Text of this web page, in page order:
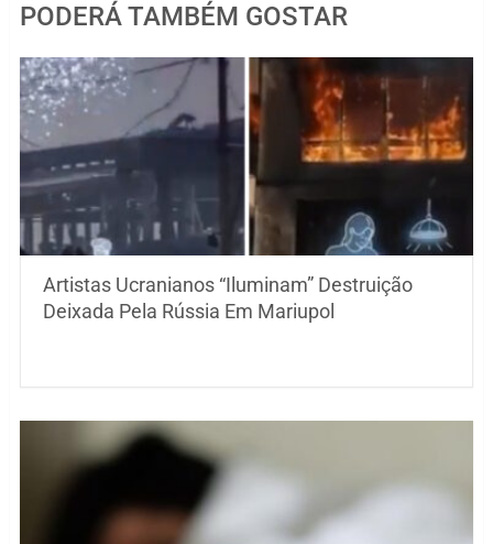
PODERÁ TAMBÉM GOSTAR
Artistas Ucranianos “Iluminam” Destruição
Deixada Pela Rússia Em Mariupol